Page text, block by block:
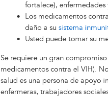
fortalece), enfermedades
Los medicamentos
daño a su sistema
Usted puede tomar su
Se requiere un gran
medicamentos contra el VIH).
salud es una persona de apoyo
enfermeras, trabajadores